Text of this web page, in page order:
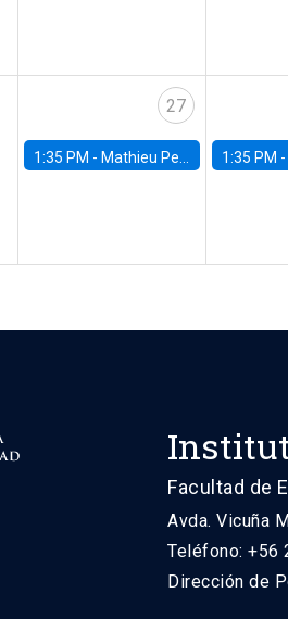
27
1:35 PM - Mathieu Pedemonte, IDB 1:35 PM -
Facultad de
Avda. Vicuña
Teléfono: +56
Dirección de